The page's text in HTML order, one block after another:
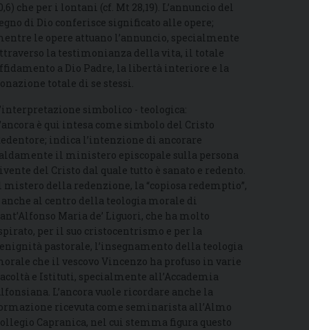
che per i lontani (cf. Mt 28,19). L’annuncio del
di Dio conferisce significato alle opere;
le opere attuano l’annuncio, specialmente
la testimonianza della vita, il totale
a Dio Padre, la libertà interiore e la
totale di se stessi.
simbolico - teologica:
è qui intesa come simbolo del Cristo
indica l’intenzione di ancorare
il ministero episcopale sulla persona
del Cristo dal quale tutto è sanato e redento.
mistero della redenzione, la “copiosa redemptio”,
anche al centro della teologia morale di
Maria de’ Liguori, che ha molto
per il suo cristocentrismo e per la
pastorale, l’insegnamento della teologia
che il vescovo Vincenzo ha profuso in varie
e Istituti, specialmente all’Accademia
L’ancora vuole ricordare anche la
ricevuta come seminarista all’Almo
Capranica, nel cui stemma figura questo